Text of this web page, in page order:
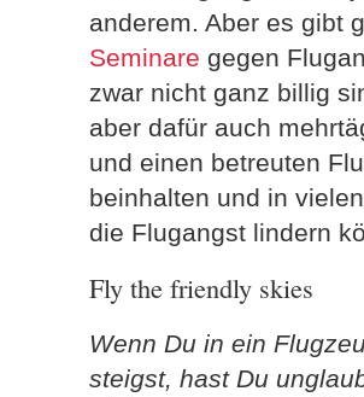
anderem. Aber es gibt
Seminare gegen
zwar nicht ganz billig
aber dafür auch
und einen betreuten
beinhalten und in
die Flugangst lindern
Fly the friendly skies
Wenn Du in ein
steigst, hast Du